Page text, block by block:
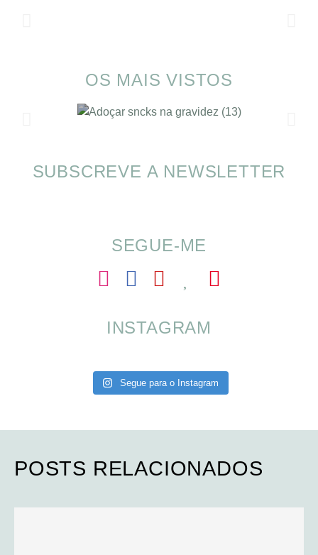
OS MAIS VISTOS
Alimentação nas férias com SOMP
SUBSCREVE A NEWSLETTER
SEGUE-ME
INSTAGRAM
Segue para o Instagram
POSTS RELACIONADOS